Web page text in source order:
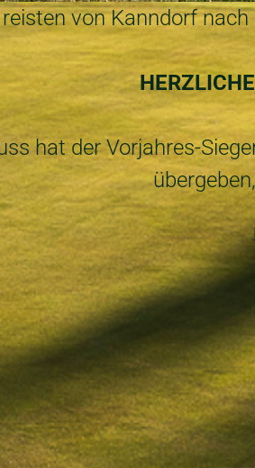
von Kanndorf
hat der Vorjahres-